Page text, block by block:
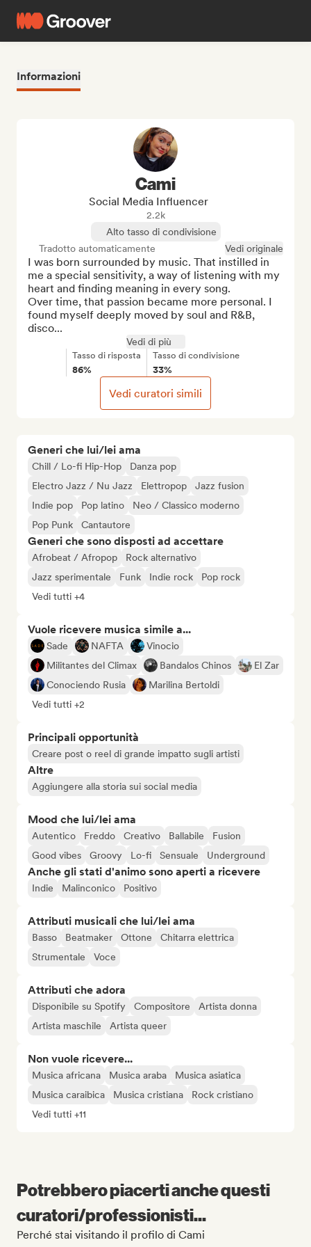
Informazioni
Generi che lui/lei ama
Chill / Lo-fi Hip-Hop
Danza pop
Electro Jazz / Nu Jazz
Elettropop
Jazz fusion
Indie pop
Pop latino
Neo / Classico moderno
Pop Punk
Cantautore
Generi che sono disposti ad accettare
Afrobeat / Afropop
Rock alternativo
Jazz sperimentale
Funk Indie rock
Pop rock
Vedi tutti +4
Vuole ricevere musica simile a...
Sade NAFTA
Vinocio
Militantes del Climax
Bandalos Chinos
El Zar
Conociendo Rusia
Marilina Bertoldi
Vedi tutti +2
Principali opportunità
Creare post o reel di grande impatto sugli artisti
Altre
Aggiungere alla storia sui social media
Mood che lui/lei ama
Autentico Freddo Creativo Ballabile
Fusion
Good vibes
Groovy Lo-fi Sensuale Underground
Anche gli stati d'animo sono aperti a ricevere
Indie Malinconico Positivo
Attributi musicali che lui/lei ama
Basso Beatmaker Ottone
Chitarra elettrica
Strumentale
Voce
Attributi che adora
Disponibile su Spotify Compositore
Artista donna
Artista maschile
Artista queer
Non vuole ricevere...
Musica africana Musica araba
Musica asiatica
Musica caraibica
Musica cristiana
Rock cristiano
Vedi tutti +11
Cami
Social Media Influencer
2.2k
Alto tasso di condivisione
Tradotto automaticamente
Vedi originale
I was born surrounded by music. That instilled in
me a special sensitivity, a way of listening with my
heart and finding meaning in every song.
Over time, that passion became more personal. I
found myself deeply moved by soul and R&B,
disco...
Vedi di più
Tasso di risposta
86%
Tasso di condivisione
33%
Vedi curatori simili
Potrebbero piacerti anche questi
curatori/professionisti...
Perché stai visitando il profilo di Cami